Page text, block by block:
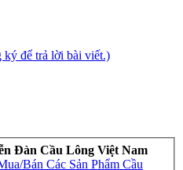
để trả lời bài viết.)
Đàn Cầu Lông Việt Nam
Bán Các Sản Phẩm Cầu